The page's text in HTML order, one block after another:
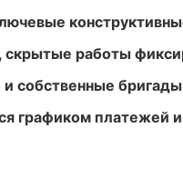
скрытые работы
собственные
графиком платежей и